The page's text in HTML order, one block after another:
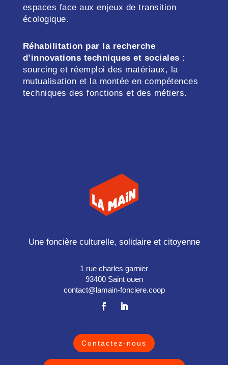
espaces face aux enjeux de transition
écologique.
Réhabilitation par la recherche
d’innovations techniques et sociales :
sourcing et réemploi des matériaux, la
mutualisation et la montée en compétences
techniques des fonctions et des métiers.
Une foncière culturelle, solidaire et citoyenne
1 rue charles garnier
93400 Saint ouen
contact@lamain-fonciere.coop
Contactez-nous